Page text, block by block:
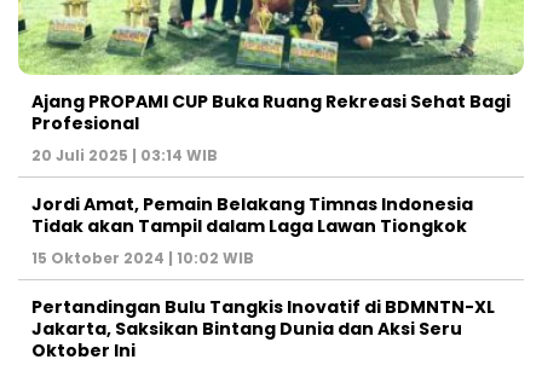
Ajang PROPAMI CUP Buka Ruang Rekreasi Sehat Bagi
Profesional
20 Juli 2025 | 03:14 WIB
Jordi Amat, Pemain Belakang Timnas Indonesia
Tidak akan Tampil dalam Laga Lawan Tiongkok
15 Oktober 2024 | 10:02 WIB
Pertandingan Bulu Tangkis Inovatif di BDMNTN-XL
Jakarta, Saksikan Bintang Dunia dan Aksi Seru
Oktober Ini